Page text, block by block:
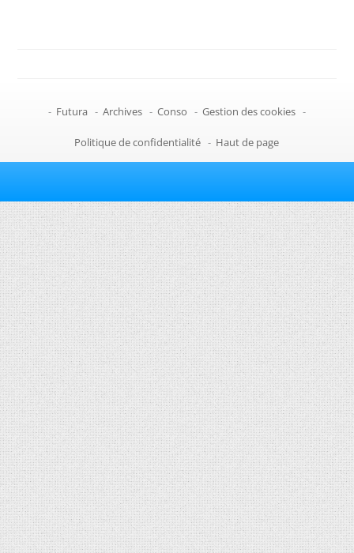
- Futura - Archives - Conso - Gestion des cookies -
Politique de confidentialité - Haut de page